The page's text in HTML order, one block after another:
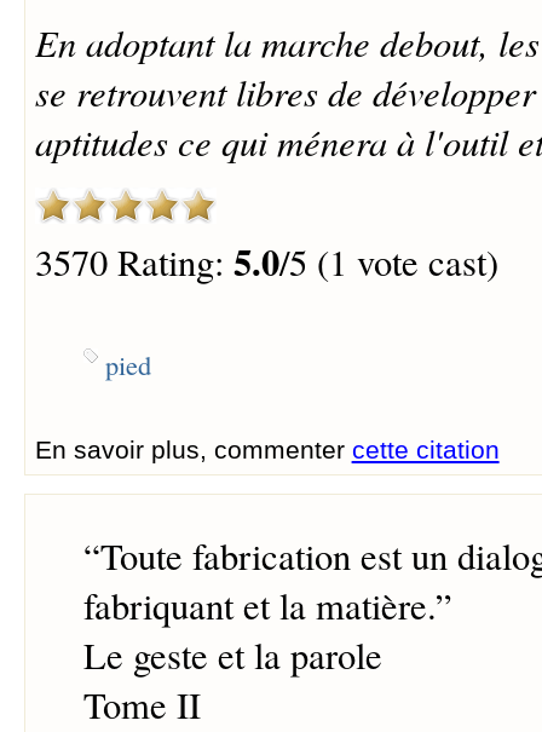
En adoptant la marche debout,
se retrouvent libres de
aptitudes ce qui ménera à l'outil
3570 Rating: 5.0/5 (1 vote cast)
pied
En savoir plus, commenter cette citation
“Toute fabrication est un
fabriquant et la matière.”
Le geste et la parole
Tome II